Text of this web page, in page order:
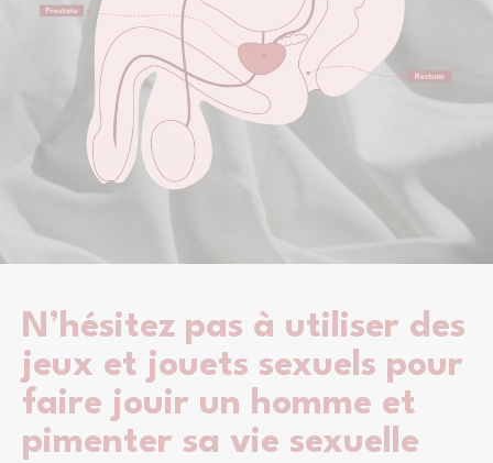
N’hésitez pas à utiliser des
jeux et jouets sexuels pour
faire jouir un homme et
pimenter sa vie sexuelle